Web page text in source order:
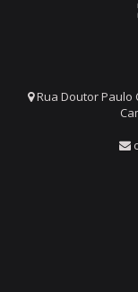
Rua Doutor Paulo